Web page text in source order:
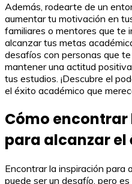
Además, rodearte de un
aumentar tu motivación en
familiares o mentores que te
alcanzar tus metas
desafíos con personas que
mantener una actitud
tus estudios. ¡Descubre el
el éxito académico que
Cómo
para alcanzar
Encontrar la inspiración para
puede ser un desafío, pero